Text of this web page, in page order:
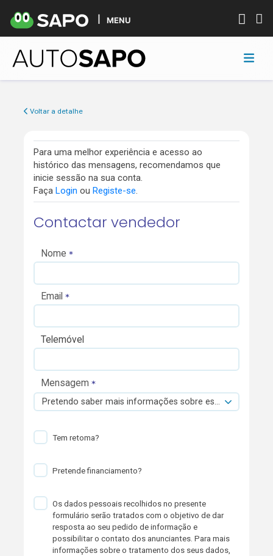
MENU
Voltar a detalhe
Para uma melhor experiência e acesso ao
histórico das mensagens, recomendamos que
inicie sessão na sua conta.
Faça Login ou Registe-se.
Contactar vendedor
Nome
Email
Telemóvel
Mensagem
Pretendo saber mais informações sobre esta viatura.
Tem retoma?
Pretende financiamento?
Os dados pessoais recolhidos no presente
formulário serão tratados com o objetivo de dar
resposta ao seu pedido de informação e
possibilitar o contato dos anunciantes. Para mais
informações sobre o tratamento dos seus dados,